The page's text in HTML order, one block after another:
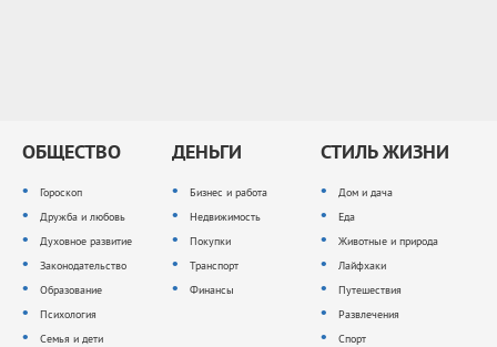
ОБЩЕСТВО
Гороскоп
Дружба и любовь
Духовное развитие
Законодательство
Образование
Психология
Семья и дети
ДЕНЬГИ
Бизнес и работа
Недвижимость
Покупки
Транспорт
Финансы
СТИЛЬ ЖИЗНИ
Дом и дача
Еда
Животные и природа
Лайфхаки
Путешествия
Развлечения
Спорт